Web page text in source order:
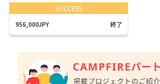
SUCCESS
956,000JPY 終了